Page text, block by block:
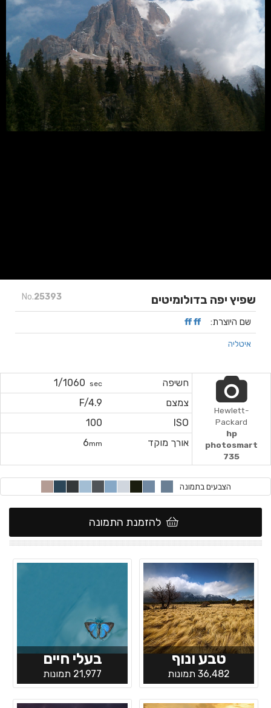
No.25393 שפיץ יפה בדולומיטים
שם היוצרת: ff ff
איטליה
חשיפה sec
1/1060
צמצם
F/4.9
ISO
100
אורך מוקד
6mm
Hewlett-
Packard
hp
photosmart
735
הצבעים בתמונה
להזמנת התמונה
טבע ונוף
36,482 תמונות
בעלי חיים
21,977 תמונות